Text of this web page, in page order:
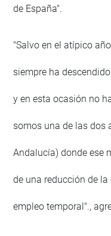
de España".
"Salvo en el atípico
siempre ha
y en esta ocasión no
somos una de las dos
Andalucía) donde ese
de una reducción de
empleo temporal".,